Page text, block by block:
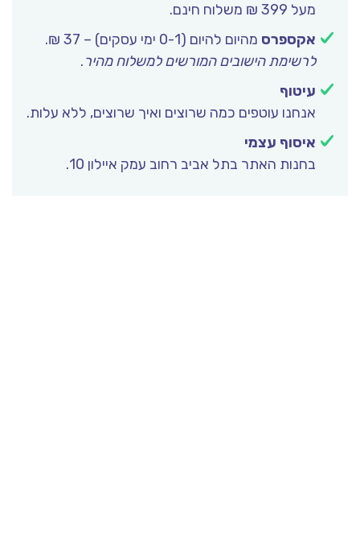
מעל 399 ₪ משלוח חינם.
אקספרס מהיום להיום (0-1 ימי עסקים) – 37 ₪.
לרשימת הישובים המורשים למשלוח מהיר.
עיטוף
אנחנו עוטפים כמה שרוצים ואיך שרוצים, ללא עלות.
איסוף עצמי
בחנות האתר בתל אביב רחוב עמק איילון 10.